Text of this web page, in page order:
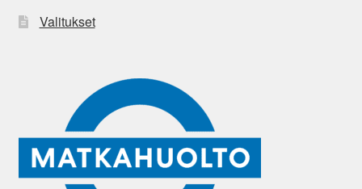
Valitukset